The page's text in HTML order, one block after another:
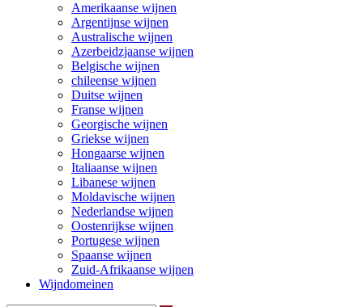
Amerikaanse wijnen
Argentijnse wijnen
Australische wijnen
Azerbeidzjaanse wijnen
Belgische wijnen
chileense wijnen
Duitse wijnen
Franse wijnen
Georgische wijnen
Griekse wijnen
Hongaarse wijnen
Italiaanse wijnen
Libanese wijnen
Moldavische wijnen
Nederlandse wijnen
Oostenrijkse wijnen
Portugese wijnen
Spaanse wijnen
Zuid-Afrikaanse wijnen
Wijndomeinen